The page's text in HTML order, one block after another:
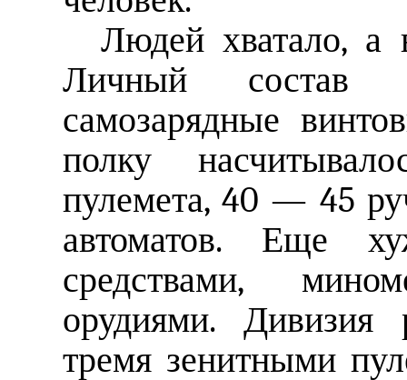
Людей хватало, а
Личный состав
самозарядные
полку
пулемета, 40 — 45
автоматов. Еще
средствами,
орудиями. Дивизия
тремя зенитными